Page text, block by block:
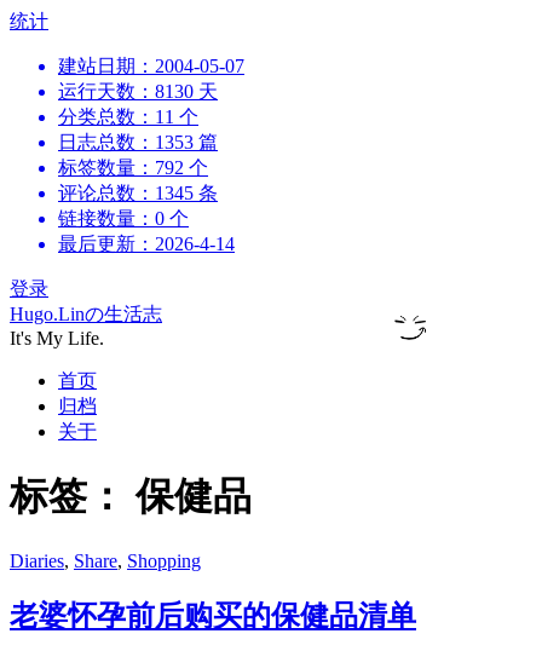
跳
统计
建站日期：2004-05-07
运行天数：8130 天
分类总数：11 个
日志总数：1353 篇
标签数量：792 个
评论总数：1345 条
链接数量：0 个
最后更新：2026-4-14
登录
Hugo.Linの生活志
It's My Life.
首页
归档
关于
标签：保健品
Diaries, Share, Shopping
老婆怀孕前后购买的保健品清单